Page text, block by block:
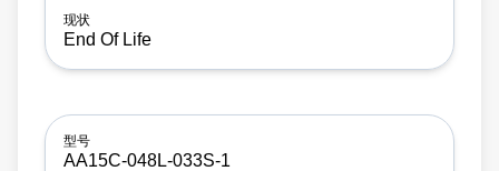
End Of Life
AA15C-048L-033S-1